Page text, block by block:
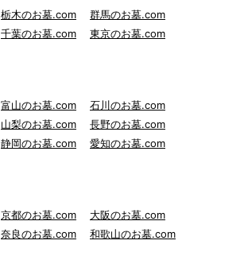
栃木のお墓.com
群馬のお墓.com
千葉のお墓.com
東京のお墓.com
富山のお墓.com
石川のお墓.com
山梨のお墓.com
長野のお墓.com
静岡のお墓.com
愛知のお墓.com
京都のお墓.com
大阪のお墓.com
奈良のお墓.com 和歌山のお墓.com